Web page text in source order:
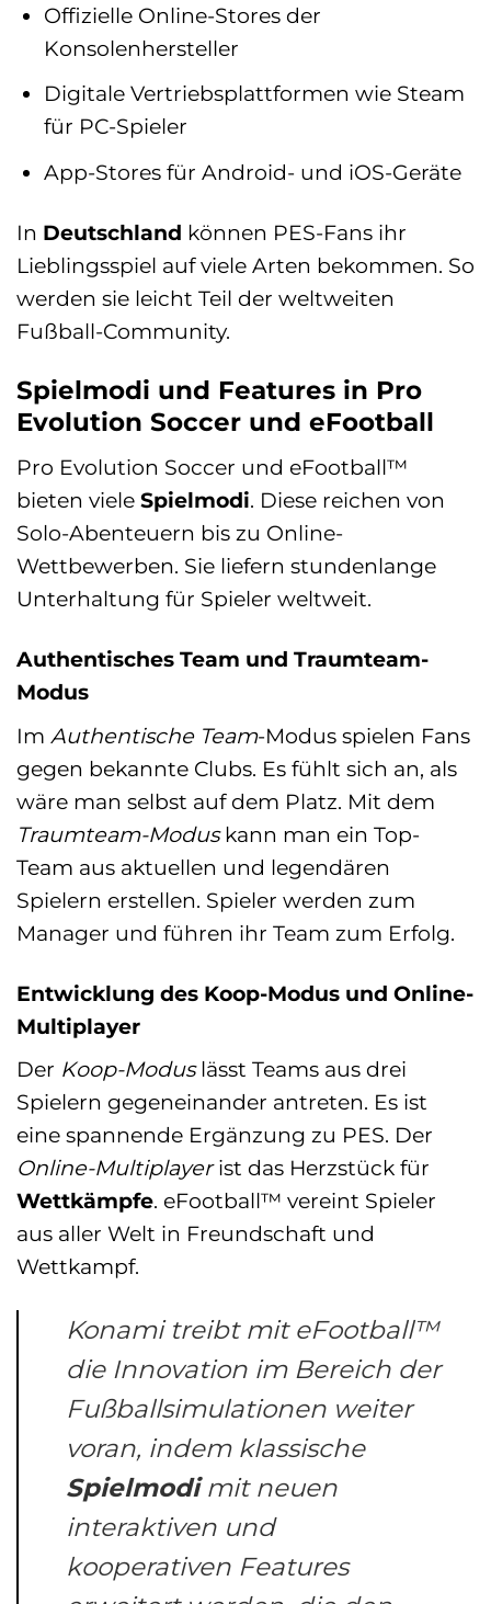
Offizielle Online-Stores der
Konsolenhersteller
Digitale Vertriebsplattformen wie Steam
für PC-Spieler
App-Stores für Android- und iOS-Geräte
In Deutschland können PES-Fans ihr
Lieblingsspiel auf viele Arten bekommen. So
werden sie leicht Teil der weltweiten
Fußball-Community.
Spielmodi und Features in Pro
Evolution Soccer und eFootball
Pro Evolution Soccer und eFootball™
bieten viele Spielmodi. Diese reichen von
Solo-Abenteuern bis zu Online-
Wettbewerben. Sie liefern stundenlange
Unterhaltung für Spieler weltweit.
Authentisches Team und Traumteam-
Modus
Im Authentische Team-Modus spielen Fans
gegen bekannte Clubs. Es fühlt sich an, als
wäre man selbst auf dem Platz. Mit dem
Traumteam-Moduskann man ein Top-
Team aus aktuellen und legendären
Spielern erstellen. Spieler werden zum
Manager und führen ihr Team zum Erfolg.
Entwicklung des Koop-Modus und Online-
Multiplayer
Der Koop-Moduslässt Teams aus drei
Spielern gegeneinander antreten. Es ist
eine spannende Ergänzung zu PES. Der
Online-Multiplayerist das Herzstück für
Wettkämpfe. eFootball™ vereint Spieler
aus aller Welt in Freundschaft und
Wettkampf.
Konami treibt mit eFootball™
die Innovation im Bereich der
Fußballsimulationen weiter
voran, indem klassische
Spielmodimit neuen
interaktiven und
kooperativen Features